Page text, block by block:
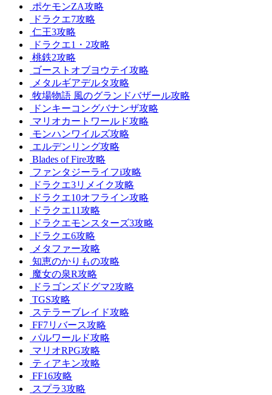
ポケモンZA攻略
ドラクエ7攻略
仁王3攻略
ドラクエ1・2攻略
桃鉄2攻略
ゴーストオブヨウテイ攻略
メタルギアデルタ攻略
牧場物語 風のグランドバザール攻略
ドンキーコングバナンザ攻略
マリオカートワールド攻略
モンハンワイルズ攻略
エルデンリング攻略
Blades of Fire攻略
ファンタジーライフi攻略
ドラクエ3リメイク攻略
ドラクエ10オフライン攻略
ドラクエ11攻略
ドラクエモンスターズ3攻略
ドラクエ6攻略
メタファー攻略
知恵のかりもの攻略
魔女の泉R攻略
ドラゴンズドグマ2攻略
TGS攻略
ステラーブレイド攻略
FF7リバース攻略
パルワールド攻略
マリオRPG攻略
ティアキン攻略
FF16攻略
スプラ3攻略